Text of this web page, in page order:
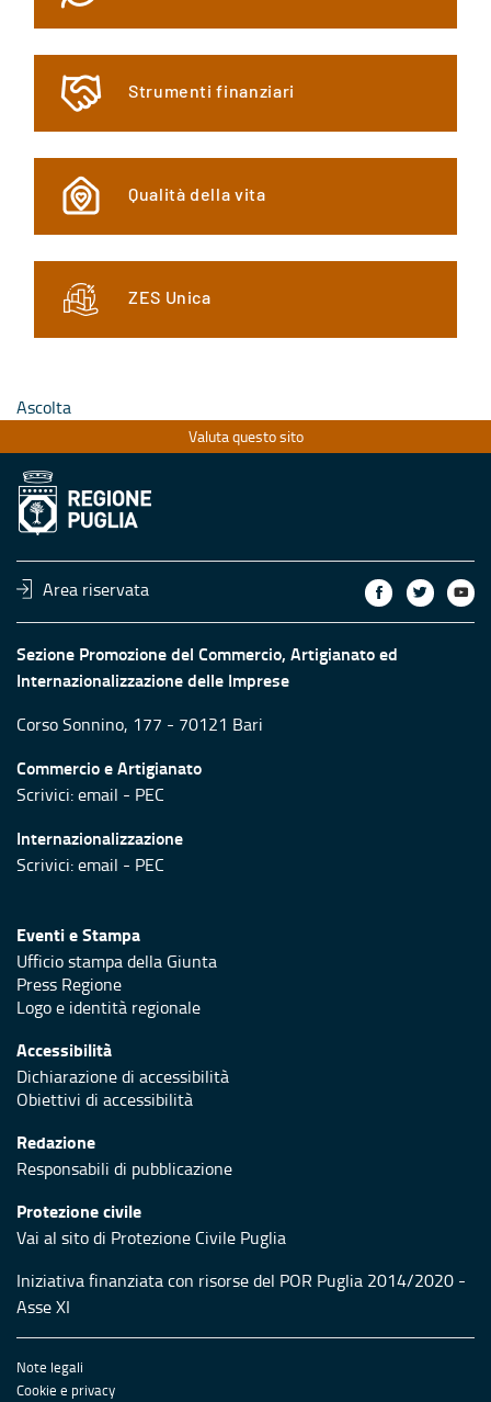
Strumenti finanziari
Qualità della vita
ZES Unica
Ascolta
Valuta questo sito
Area riservata
Sezione Promozione del Commercio, Artigianato ed
Internazionalizzazione delle Imprese
Corso Sonnino, 177 - 70121 Bari
Commercio e Artigianato
Scrivici:email - PEC
Internazionalizzazione
Scrivici:email - PEC
Eventi e Stampa
Ufficio stampa della Giunta
Press Regione
Logo e identità regionale
Accessibilità
Dichiarazione di accessibilità
Obiettivi di accessibilità
Redazione
Responsabili di pubblicazione
Protezione civile
Vai al sito di Protezione Civile Puglia
Iniziativa finanziata con risorse del POR Puglia 2014/2020 -
Asse XI
Note legali
Cookie e privacy